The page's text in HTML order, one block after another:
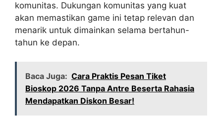
komunitas. Dukungan komunitas yang kuat
akan memastikan game ini tetap relevan dan
menarik untuk dimainkan selama bertahun-
tahun ke depan.
Baca Juga: Cara Praktis Pesan Tiket
Bioskop 2026 Tanpa Antre Beserta Rahasia
Mendapatkan Diskon Besar!